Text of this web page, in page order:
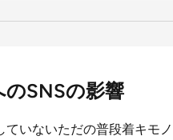
SNSの影響
いないただの普段着キモ